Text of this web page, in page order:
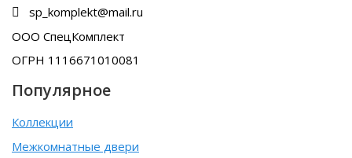
sp_komplekt@mail.ru
ООО СпецКомплект
ОГРН 1116671010081
Популярное
Коллекции
Межкомнатные двери